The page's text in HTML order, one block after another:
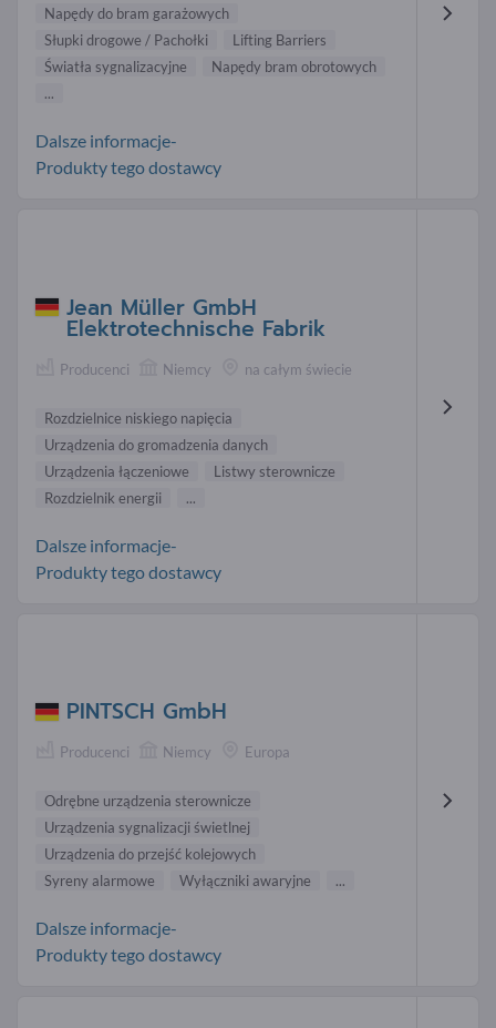
Napędy do bram garażowych
Słupki drogowe / Pachołki
Lifting Barriers
Światła sygnalizacyjne
Napędy bram obrotowych
...
Dalsze informacje-
Produkty tego dostawcy
Jean Müller GmbH
Elektrotechnische Fabrik
Producenci Niemcy na całym świecie
Rozdzielnice niskiego napięcia
Urządzenia do gromadzenia danych
Urządzenia łączeniowe
Listwy sterownicze
Rozdzielnik energii
...
Dalsze informacje-
Produkty tego dostawcy
PINTSCH GmbH
Producenci Niemcy Europa
Odrębne urządzenia sterownicze
Urządzenia sygnalizacji świetlnej
Urządzenia do przejść kolejowych
Syreny alarmowe
Wyłączniki awaryjne ...
Dalsze informacje-
Produkty tego dostawcy